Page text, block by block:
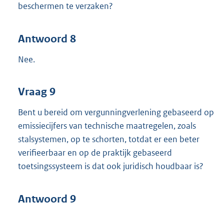
beschermen te verzaken?
Antwoord 8
Nee.
Vraag 9
Bent u bereid om vergunningverlening gebaseerd op
emissiecijfers van technische maatregelen, zoals
stalsystemen, op te schorten, totdat er een beter
verifieerbaar en op de praktijk gebaseerd
toetsingssysteem is dat ook juridisch houdbaar is?
Antwoord 9